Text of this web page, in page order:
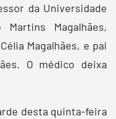
da Universidade
Magalhães,
Magalhães, e pai
O médico deixa
desta quinta-feira